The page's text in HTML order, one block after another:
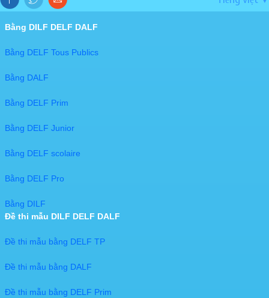
Bằng DILF DELF DALF
Bằng DELF Tous Publics
Bằng DALF
Bằng DELF Prim
Bằng DELF Junior
Bằng DELF scolaire
Bằng DELF Pro
Bằng DILF
Đề thi mẫu DILF DELF DALF
Đề thi mẫu bằng DELF TP
Đề thi mẫu bằng DALF
Đề thi mẫu bằng DELF Prim